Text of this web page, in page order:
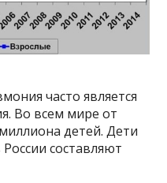
часто является
Во всем мире от
детей. Дети
составляют